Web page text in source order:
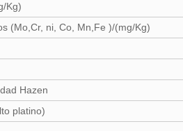
Kg)
(Mo,Cr, ni, Co, Mn,Fe )/(mg/Kg)
Hazen
platino)